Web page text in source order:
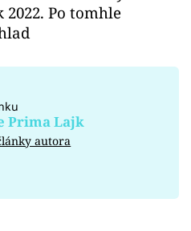
Po tomhle
Prima Lajk
autora